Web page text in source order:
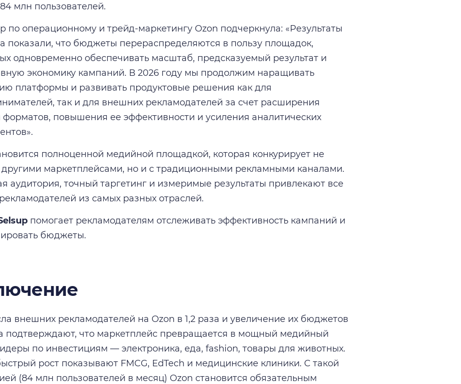
млн пользователей.
по операционному и трейд-маркетингу Ozon подчеркнула: «Результаты
показали, что бюджеты перераспределяются в пользу площадок,
одновременно обеспечивать масштаб, предсказуемый результат и
экономику кампаний. В 2026 году мы продолжим наращивать
платформы и развивать продуктовые решения как для
так и для внешних рекламодателей за счет расширения
повышения ее эффективности и усиления аналитических
полноценной медийной площадкой, которая конкурирует не
другими маркетплейсами, но и с традиционными рекламными каналами.
аудитория, точный таргетинг и измеримые результаты привлекают все
из самых разных отраслей.
помогает рекламодателям отслеживать эффективность кампаний и
бюджеты.
внешних рекламодателей на Ozon в 1,2 раза и увеличение их бюджетов
подтверждают, что маркетплейс превращается в мощный медийный
по инвестициям — электроника, еда, fashion, товары для животных.
рост показывают FMCG, EdTech и медицинские клиники. С такой
(84 млн пользователей в месяц) Ozon становится обязательным